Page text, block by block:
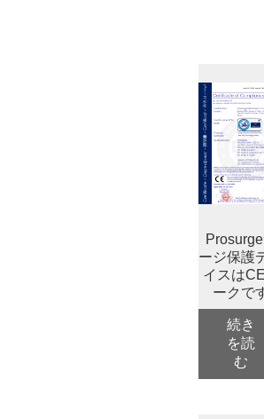
ージ保護
イスは
ークで
続き
を読
む